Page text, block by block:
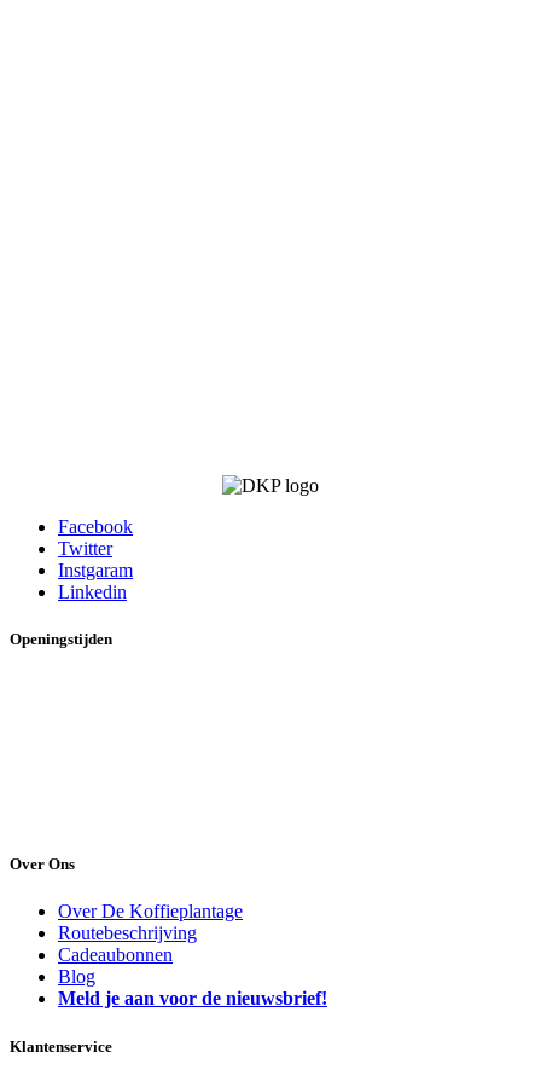
Facebook
Twitter
Instgaram
Linkedin
Openingstijden
Over Ons
Over De Koffieplantage
Routebeschrijving
Cadeaubonnen
Blog
Meld je aan voor de nieuwsbrief!
Klantenservice